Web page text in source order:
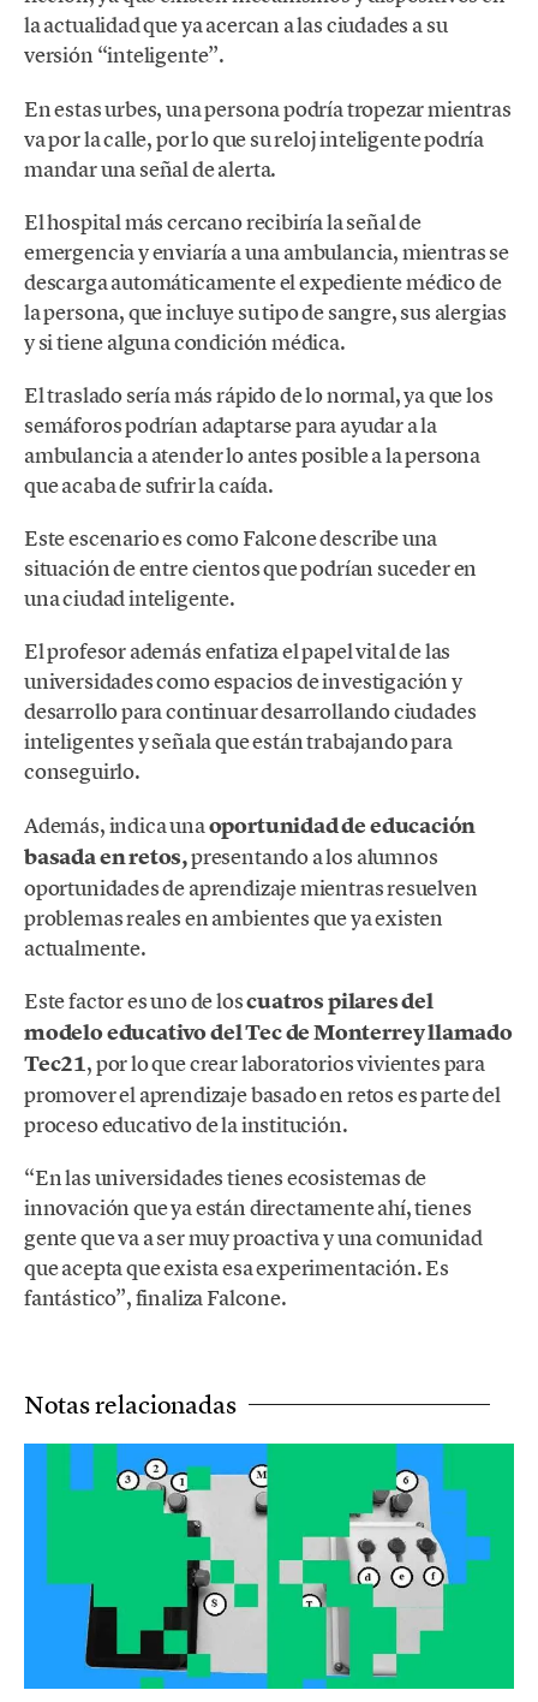
la actualidad que ya acercan a las ciudades a su
versión “inteligente”.
En estas urbes, una persona podría tropezar mientras
va por la calle, por lo que su reloj inteligente podría
mandar una señal de alerta.
El hospital más cercano recibiría la señal de
emergencia y enviaría a una ambulancia, mientras se
descarga automáticamente el expediente médico de
la persona, que incluye su tipo de sangre, sus alergias
y si tiene alguna condición médica.
El traslado sería más rápido de lo normal, ya que los
semáforos podrían adaptarse para ayudar a la
ambulancia a atender lo antes posible a la persona
que acaba de sufrir la caída.
Este escenario es como Falcone describe una
situación de entre cientos que podrían suceder en
una ciudad inteligente.
El profesor además enfatiza el papel vital de las
universidades como espacios de investigación y
desarrollo para continuar desarrollando ciudades
inteligentes y señala que están trabajando para
conseguirlo.
Además, indica unaoportunidad de educación
basada en retos,presentando a los alumnos
oportunidades de aprendizaje mientras resuelven
problemas reales en ambientes que ya existen
actualmente.
Este factor es uno de loscuatros pilares del
modelo educativo del Tec de Monterrey llamado
Tec21, por lo que crear laboratorios vivientes para
promover el aprendizaje basado en retos es parte del
proceso educativo de la institución.
“En las universidades tienes ecosistemas de
innovación que ya están directamente ahí, tienes
gente que va a ser muy proactiva y una comunidad
que acepta que exista esa experimentación. Es
fantástico”, finaliza Falcone.
Notas relacionadas